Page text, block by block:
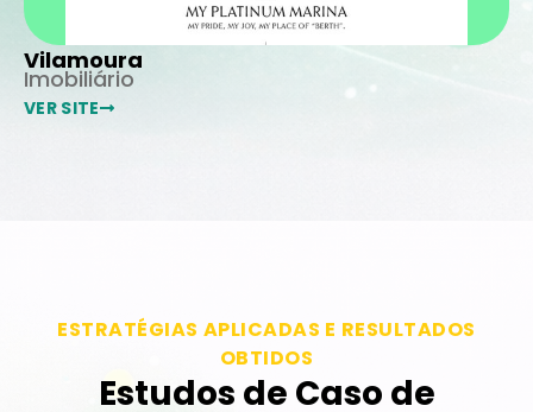
Vilamoura
Imobiliário
VER SITE
ESTRATÉGIAS APLICADAS E RESULTADOS
OBTIDOS
Estudos de Caso de